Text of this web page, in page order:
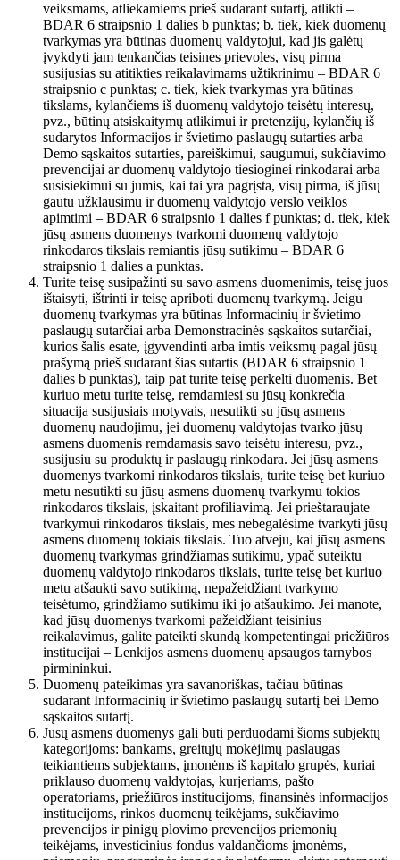
veiksmams, atliekamiems prieš sudarant sutartį, atlikti –
BDAR 6 straipsnio 1 dalies b punktas; b. tiek, kiek duomenų
tvarkymas yra būtinas duomenų valdytojui, kad jis galėtų
įvykdyti jam tenkančias teisines prievoles, visų pirma
susijusias su atitikties reikalavimams užtikrinimu – BDAR 6
straipsnio c punktas; c. tiek, kiek tvarkymas yra būtinas
tikslams, kylančiems iš duomenų valdytojo teisėtų interesų,
pvz., būtinų atsiskaitymų atlikimui ir pretenzijų, kylančių iš
sudarytos Informacijos ir švietimo paslaugų sutarties arba
Demo sąskaitos sutarties, pareiškimui, saugumui, sukčiavimo
prevencijai ar duomenų valdytojo tiesioginei rinkodarai arba
susisiekimui su jumis, kai tai yra pagrįsta, visų pirma, iš jūsų
gautu užklausimu ir duomenų valdytojo verslo veiklos
apimtimi – BDAR 6 straipsnio 1 dalies f punktas; d. tiek, kiek
jūsų asmens duomenys tvarkomi duomenų valdytojo
rinkodaros tikslais remiantis jūsų sutikimu – BDAR 6
straipsnio 1 dalies a punktas.
Turite teisę susipažinti su savo asmens duomenimis, teisę juos
ištaisyti, ištrinti ir teisę apriboti duomenų tvarkymą. Jeigu
duomenų tvarkymas yra būtinas Informacinių ir švietimo
paslaugų sutarčiai arba Demonstracinės sąskaitos sutarčiai,
kurios šalis esate, įgyvendinti arba imtis veiksmų pagal jūsų
prašymą prieš sudarant šias sutartis (BDAR 6 straipsnio 1
dalies b punktas), taip pat turite teisę perkelti duomenis. Bet
kuriuo metu turite teisę, remdamiesi su jūsų konkrečia
situacija susijusiais motyvais, nesutikti su jūsų asmens
duomenų naudojimu, jei duomenų valdytojas tvarko jūsų
asmens duomenis remdamasis savo teisėtu interesu, pvz.,
susijusiu su produktų ir paslaugų rinkodara. Jei jūsų asmens
duomenys tvarkomi rinkodaros tikslais, turite teisę bet kuriuo
metu nesutikti su jūsų asmens duomenų tvarkymu tokios
rinkodaros tikslais, įskaitant profiliavimą. Jei prieštaraujate
tvarkymui rinkodaros tikslais, mes nebegalėsime tvarkyti jūsų
asmens duomenų tokiais tikslais. Tuo atveju, kai jūsų asmens
duomenų tvarkymas grindžiamas sutikimu, ypač suteiktu
duomenų valdytojo rinkodaros tikslais, turite teisę bet kuriuo
metu atšaukti savo sutikimą, nepažeidžiant tvarkymo
teisėtumo, grindžiamo sutikimu iki jo atšaukimo. Jei manote,
kad jūsų duomenys tvarkomi pažeidžiant teisinius
reikalavimus, galite pateikti skundą kompetentingai priežiūros
institucijai – Lenkijos asmens duomenų apsaugos tarnybos
pirmininkui.
Duomenų pateikimas yra savanoriškas, tačiau būtinas
sudarant Informacinių ir švietimo paslaugų sutartį bei Demo
sąskaitos sutartį.
Jūsų asmens duomenys gali būti perduodami šioms subjektų
kategorijoms: bankams, greitųjų mokėjimų paslaugas
teikiantiems subjektams, įmonėms iš kapitalo grupės, kuriai
priklauso duomenų valdytojas, kurjeriams, pašto
operatoriams, priežiūros institucijoms, finansinės informacijos
institucijoms, rinkos duomenų teikėjams, sukčiavimo
prevencijos ir pinigų plovimo prevencijos priemonių
teikėjams, investicinius fondus valdančioms įmonėms,